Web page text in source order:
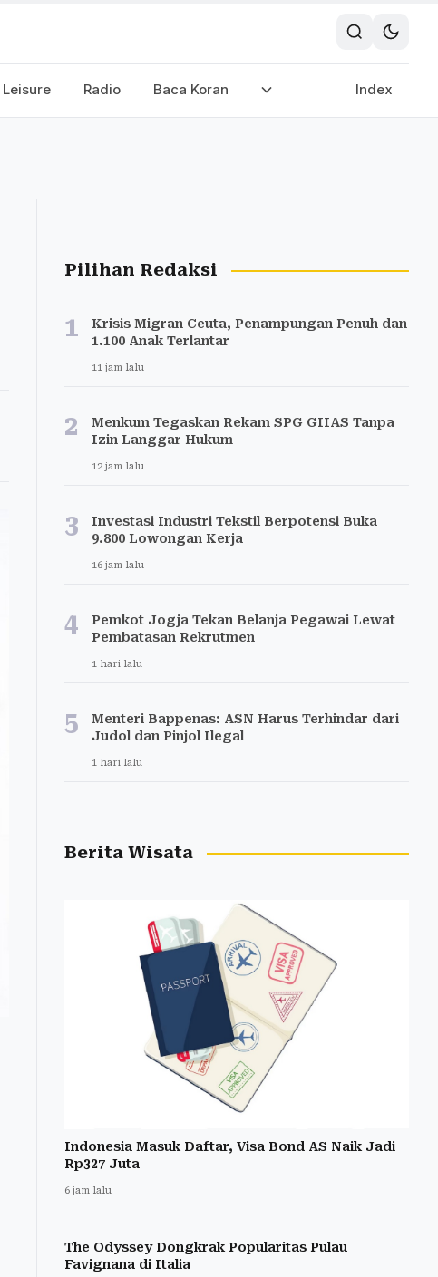
Leisure Radio Baca Koran Index
Pilihan Redaksi
1
Krisis Migran Ceuta, Penampungan Penuh dan
1.100 Anak Terlantar
11 jam lalu
2
Menkum Tegaskan Rekam SPG GIIAS Tanpa
Izin Langgar Hukum
12 jam lalu
3
Investasi Industri Tekstil Berpotensi Buka
9.800 Lowongan Kerja
16 jam lalu
4
Pemkot Jogja Tekan Belanja Pegawai Lewat
Pembatasan Rekrutmen
1 hari lalu
5
Menteri Bappenas: ASN Harus Terhindar dari
Judol dan Pinjol Ilegal
1 hari lalu
Berita Wisata
Indonesia Masuk Daftar, Visa Bond AS Naik Jadi
Rp327 Juta
6 jam lalu
The Odyssey Dongkrak Popularitas Pulau
Favignana di Italia